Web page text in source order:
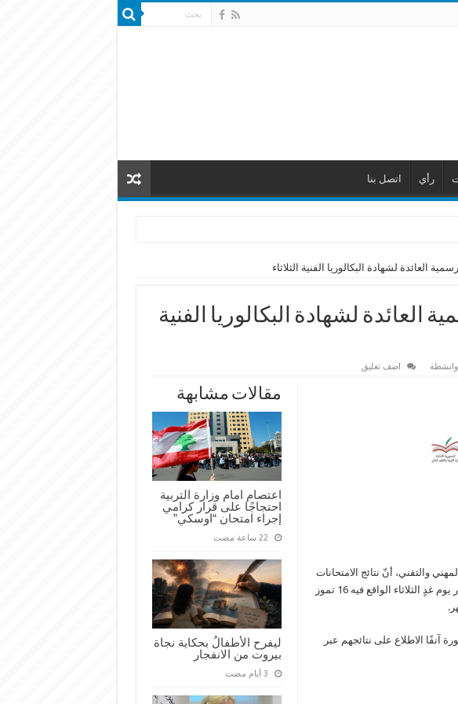
رأي اتصل بنا
العائدة لشهادة البكالوريا الفنية الثلاثاء
العائدة لشهادة البكالوريا الفنية
وانشطة اضف تعليق
مقالات مشابهة
اعتصام امام وزارة التربية
احتجاجًا على قرار كرامي
إجراء امتحان “اوسكي”
ليفرح الأطفالُ بحكاية نجاة
بيروت من الانفجار
والتقني، أنّ نتائج الامتحانات
الرسميّة لشهادة البكالوريا الفنية سوف تصدر يوم غدٍ الثلاثاء الواقع فيه 16 تموز
الاطلاع على نتائجهم عبر